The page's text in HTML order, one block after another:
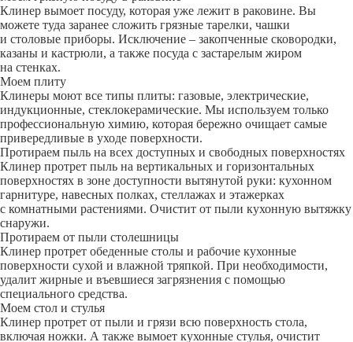
Клинер вымоет посуду, которая уже лежит в раковине. Вы
можете туда заранее сложить грязные тарелки, чашки
и столовые приборы. Исключение – закопченные сковородки,
казаны и кастрюли, а также посуда с застарелым жиром
на стенках.
Моем плиту
Клинеры моют все типы плиты: газовые, электрические,
индукционные, стеклокерамические. Мы используем только
профессиональную химию, которая бережно очищает самые
привередливые в уходе поверхности.
Протираем пыль на всех доступных и свободных поверхностях
Клинер протрет пыль на вертикальных и горизонтальных
поверхностях в зоне доступности вытянутой руки: кухонном
гарнитуре, навесных полках, стеллажах и этажерках
с комнатными растениями. Очистит от пыли кухонную вытяжку
снаружи.
Протираем от пыли столешницы
Клинер протрет обеденные столы и рабочие кухонные
поверхности сухой и влажной тряпкой. При необходимости,
удалит жирные и въевшиеся загрязнения с помощью
специального средства.
Моем стол и стулья
Клинер протрет от пыли и грязи всю поверхность стола,
включая ножки. А также вымоет кухонные стулья, очистит